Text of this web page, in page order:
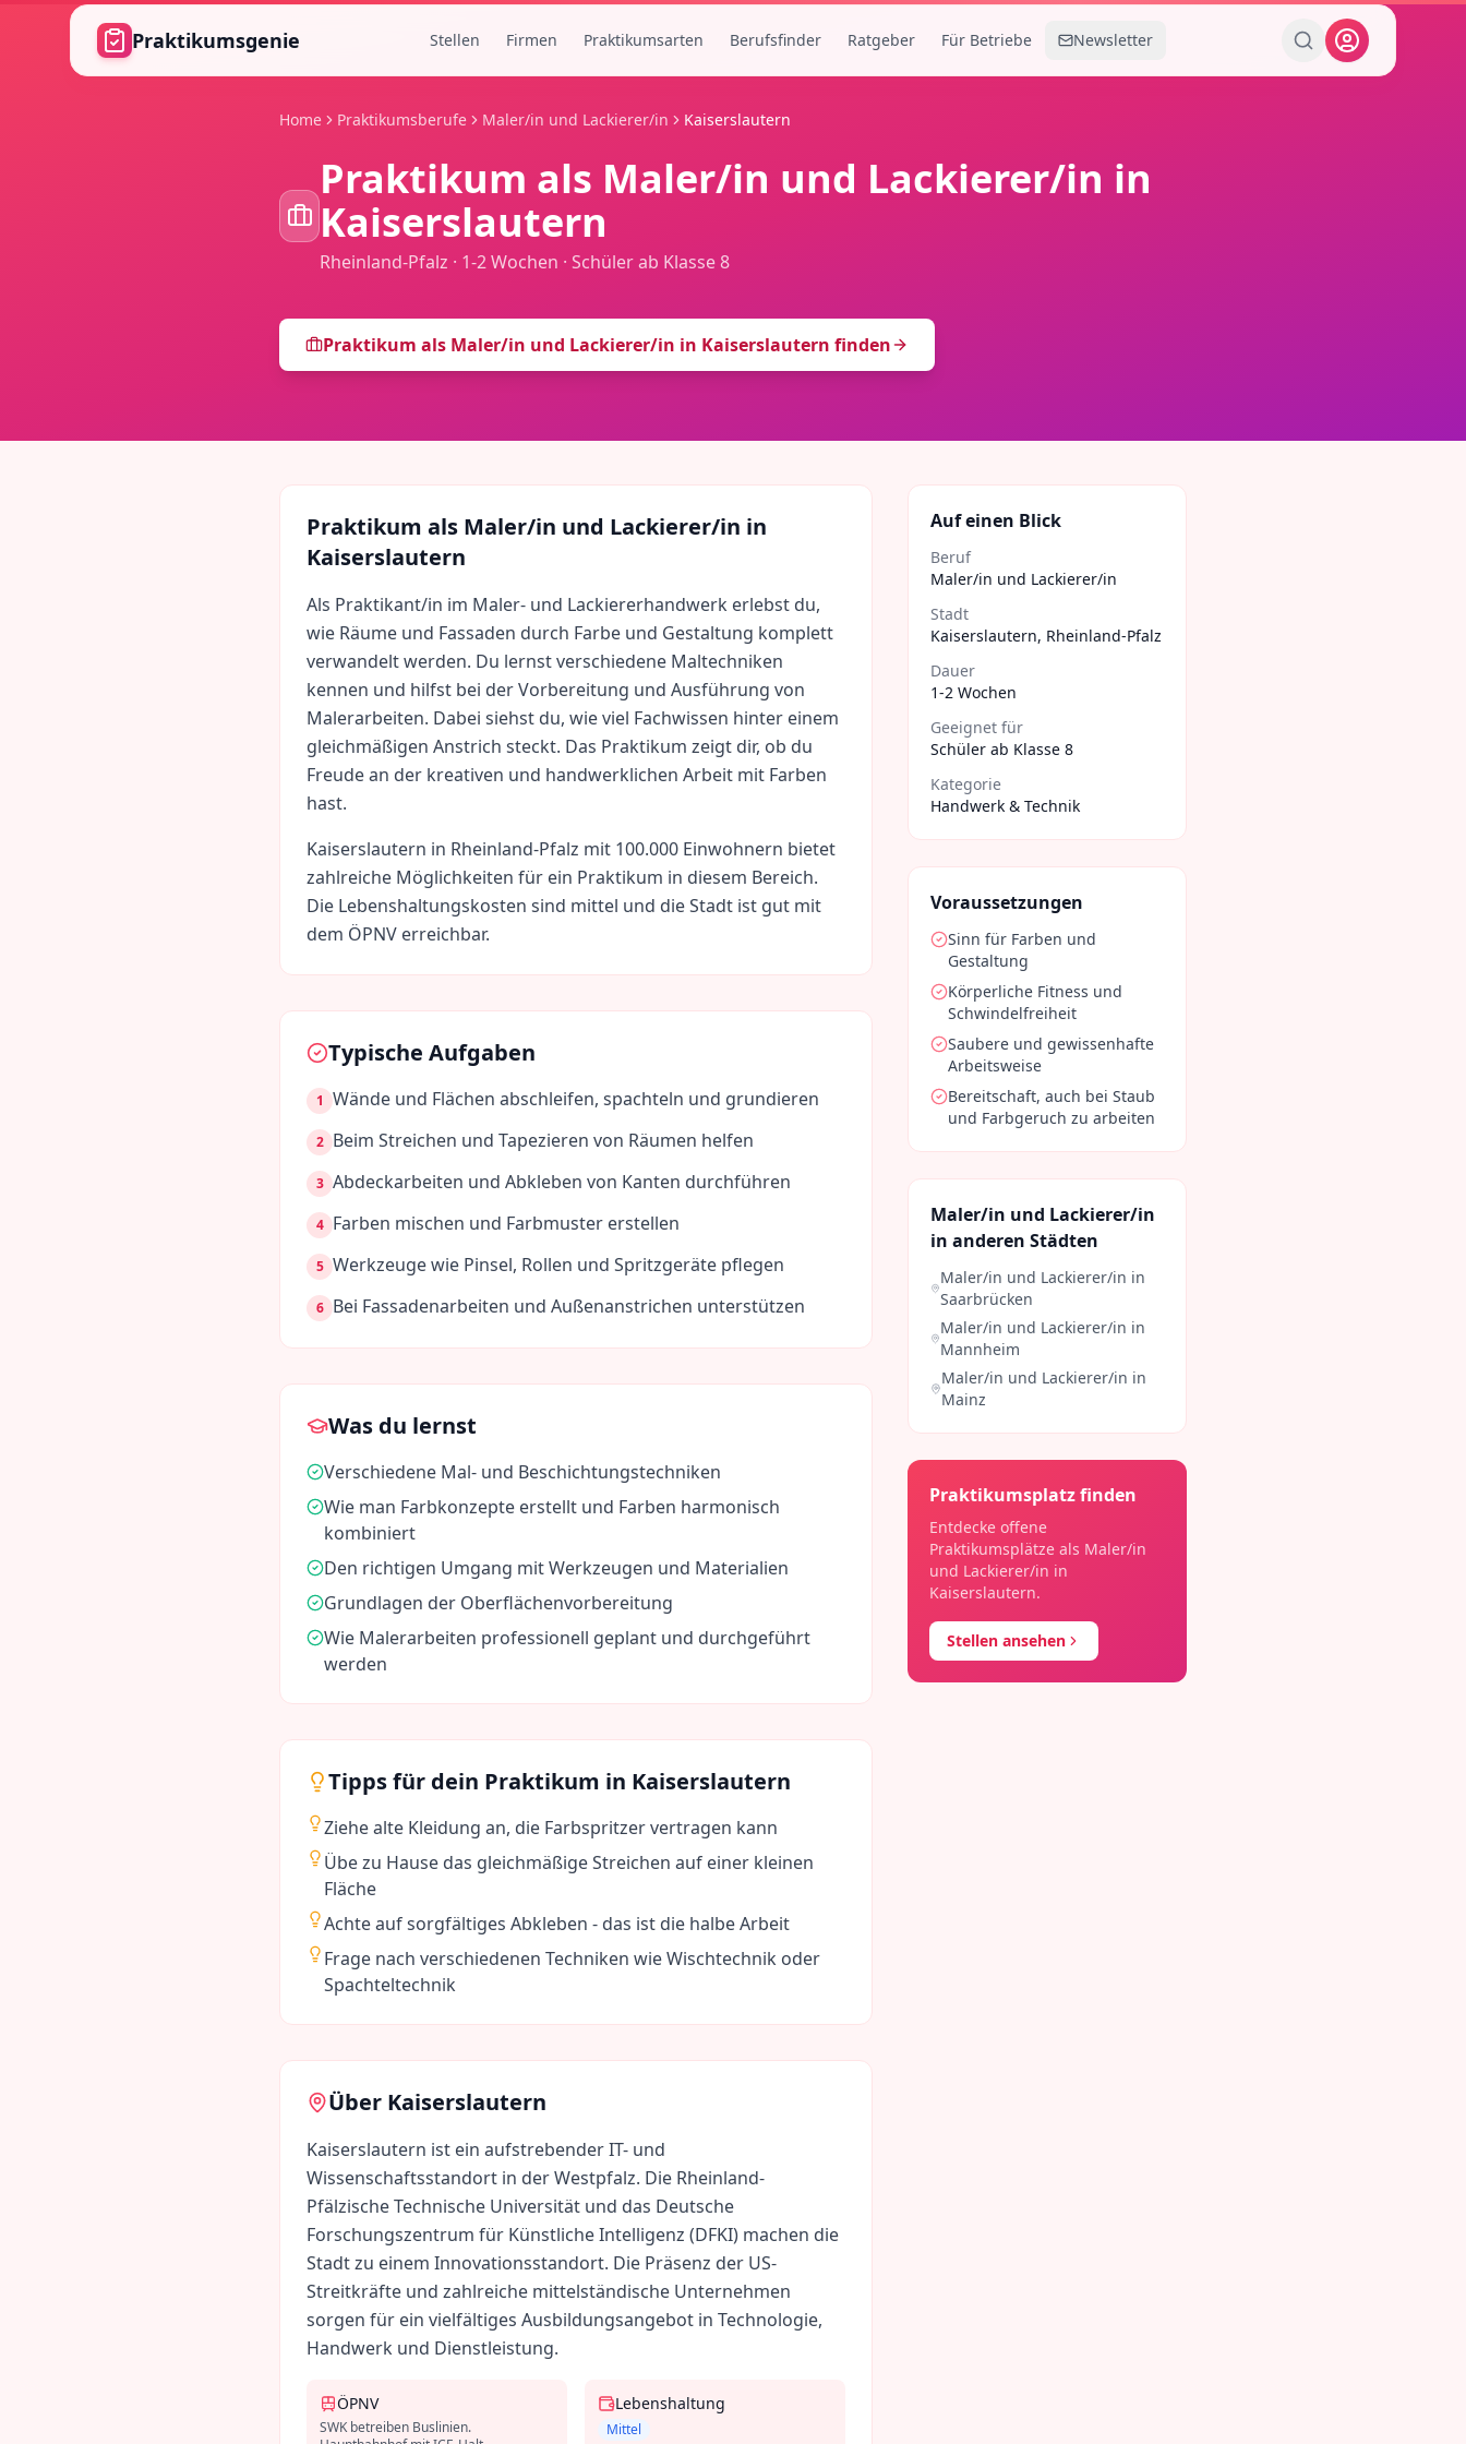
Zum Hauptinhalt springen
Praktikumsgenie Stellen Firmen Praktikumsarten Berufsfinder Ratgeber Für Betriebe Newsletter
Home Praktikumsberufe Maler/in und Lackierer/in Kaiserslautern
Praktikum als Maler/in und Lackierer/in in
Kaiserslautern
Rheinland-Pfalz · 1-2 Wochen ·Schüler ab Klasse 8
Praktikum als Maler/in und Lackierer/in in Kaiserslautern finden
Praktikum als Maler/in und Lackierer/in in
Kaiserslautern
Als Praktikant/in im Maler- und Lackiererhandwerk erlebst du,
wie Räume und Fassaden durch Farbe und Gestaltung komplett
verwandelt werden. Du lernst verschiedene Maltechniken
kennen und hilfst bei der Vorbereitung und Ausführung von
Malerarbeiten. Dabei siehst du, wie viel Fachwissen hinter einem
gleichmäßigen Anstrich steckt. Das Praktikum zeigt dir, ob du
Freude an der kreativen und handwerklichen Arbeit mit Farben
hast.
Kaiserslautern in Rheinland-Pfalz mit 100.000 Einwohnern bietet
zahlreiche Möglichkeiten für ein Praktikum in diesem Bereich.
Die Lebenshaltungskosten sind mittel und die Stadt ist gut mit
dem ÖPNV erreichbar.
Typische Aufgaben
1 Wände und Flächen abschleifen, spachteln und grundieren
2 Beim Streichen und Tapezieren von Räumen helfen
3 Abdeckarbeiten und Abkleben von Kanten durchführen
4 Farben mischen und Farbmuster erstellen
5 Werkzeuge wie Pinsel, Rollen und Spritzgeräte pflegen
6 Bei Fassadenarbeiten und Außenanstrichen unterstützen
Was du lernst
Verschiedene Mal- und Beschichtungstechniken
Wie man Farbkonzepte erstellt und Farben harmonisch
kombiniert
Den richtigen Umgang mit Werkzeugen und Materialien
Grundlagen der Oberflächenvorbereitung
Wie Malerarbeiten professionell geplant und durchgeführt
werden
Tipps für dein Praktikum in Kaiserslautern
Ziehe alte Kleidung an, die Farbspritzer vertragen kann
Übe zu Hause das gleichmäßige Streichen auf einer kleinen
Fläche
Achte auf sorgfältiges Abkleben - das ist die halbe Arbeit
Frage nach verschiedenen Techniken wie Wischtechnik oder
Spachteltechnik
Über Kaiserslautern
Kaiserslautern ist ein aufstrebender IT- und
Wissenschaftsstandort in der Westpfalz. Die Rheinland-
Pfälzische Technische Universität und das Deutsche
Forschungszentrum für Künstliche Intelligenz (DFKI) machen die
Stadt zu einem Innovationsstandort. Die Präsenz der US-
Streitkräfte und zahlreiche mittelständische Unternehmen
sorgen für ein vielfältiges Ausbildungsangebot in Technologie,
Handwerk und Dienstleistung.
ÖPNV
SWK betreiben Buslinien.
Lebenshaltung
Mittel
Auf einen Blick
Beruf
Maler/in und Lackierer/in
Stadt
Kaiserslautern, Rheinland-Pfalz
Dauer
1-2 Wochen
Geeignet für
Schüler ab Klasse 8
Kategorie
Handwerk & Technik
Voraussetzungen
Sinn für Farben und
Gestaltung
Körperliche Fitness und
Schwindelfreiheit
Saubere und gewissenhafte
Arbeitsweise
Bereitschaft, auch bei Staub
und Farbgeruch zu arbeiten
Maler/in und Lackierer/in
in anderen Städten
Maler/in und Lackierer/in in
Saarbrücken
Maler/in und Lackierer/in in
Mannheim
Maler/in und Lackierer/in in
Mainz
Praktikumsplatz finden
Entdecke offene
Praktikumsplätze als Maler/in
und Lackierer/in in
Kaiserslautern.
Stellen ansehen